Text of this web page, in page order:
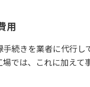
用
続きを業者に代行し
では、これに加えて